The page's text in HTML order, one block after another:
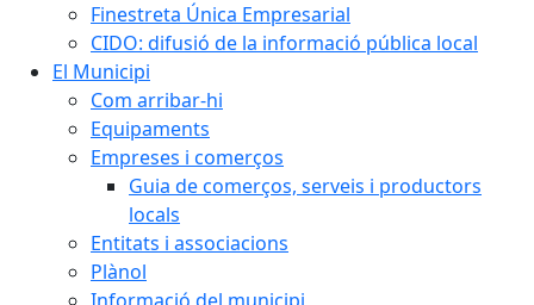
Finestreta Única Empresarial
CIDO: difusió de la informació pública local
El Municipi
Com arribar-hi
Equipaments
Empreses i comerços
Guia de comerços, serveis i productors
locals
Entitats i associacions
Plànol